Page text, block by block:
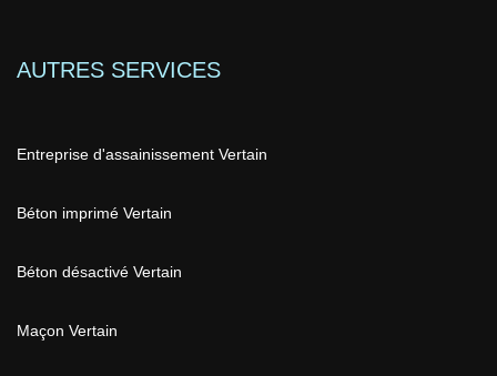
AUTRES SERVICES
Entreprise d'assainissement Vertain
Béton imprimé Vertain
Béton désactivé Vertain
Maçon Vertain